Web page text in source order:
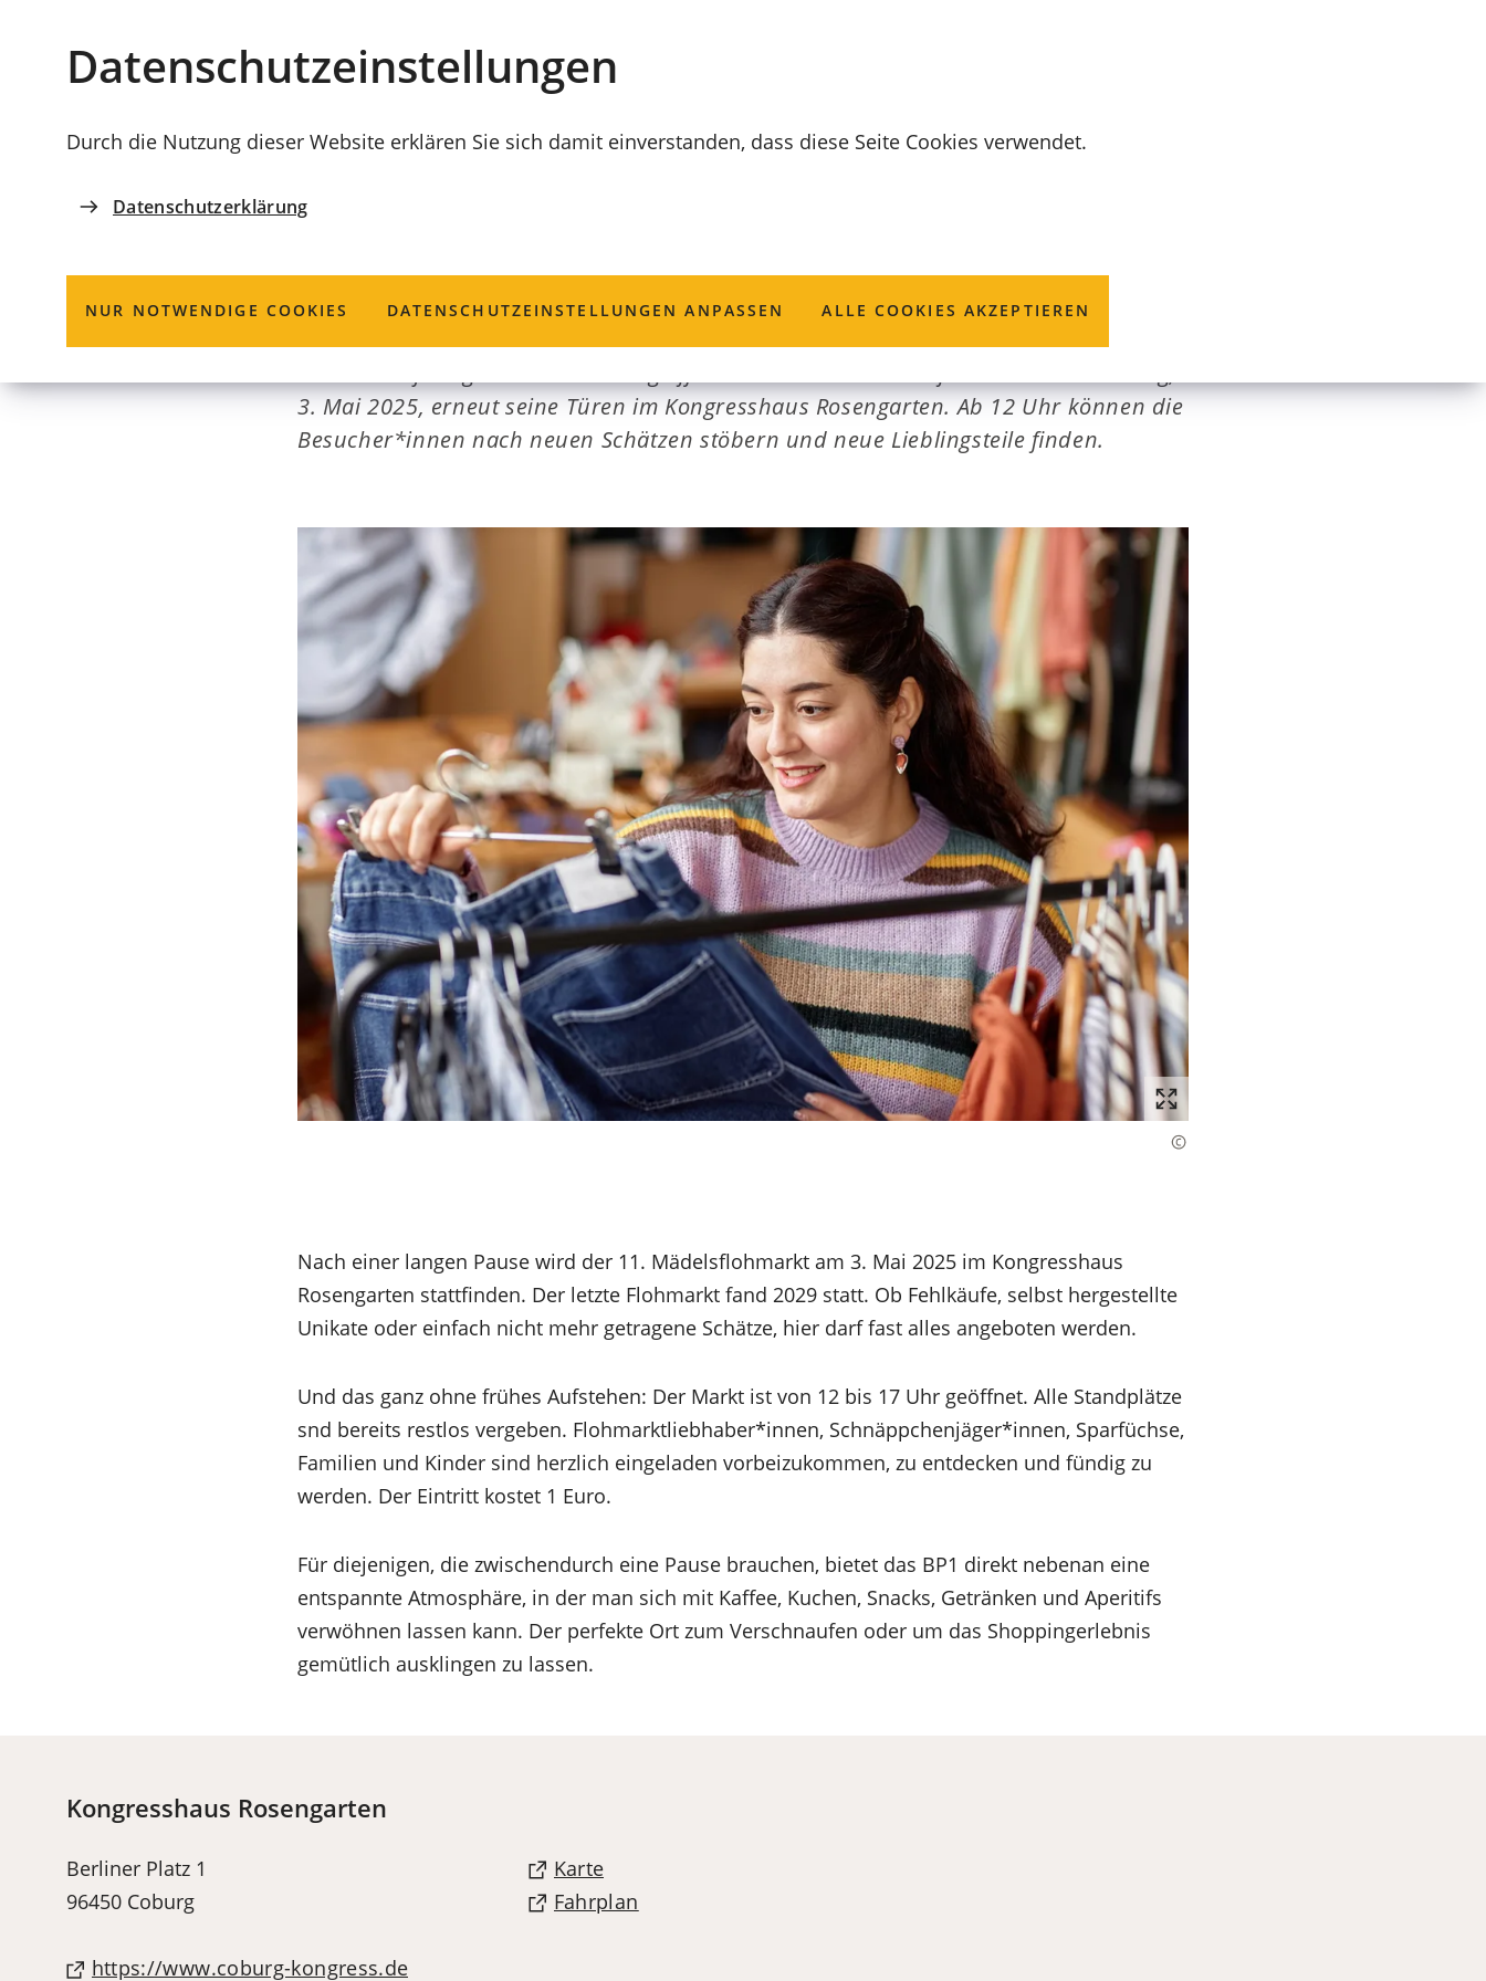
Datenschutz­einstellungen
Durch die Nutzung dieser Website erklären Sie sich damit einverstanden, dass diese Seite Cookies verwendet.
Datenschutzerklärung
NUR NOTWENDIGE COOKIES DATENSCHUTZ­EINSTELLUNGEN ANPASSEN ALLE COOKIES AKZEPTIEREN
Coburg
KONGRESSHAUS ROSENGARTEN
11. Mädelsflohmarkt im Kongresshaus
3. Mai 2025, erneut seine Türen im Kongresshaus Rosengarten. Ab 12 Uhr können die
Besucher*innen nach neuen Schätzen stöbern und neue Lieblingsteile finden.
Nach einer langen Pause wird der 11. Mädelsflohmarkt am 3. Mai 2025 im Kongresshaus
Rosengarten stattfinden. Der letzte Flohmarkt fand 2029 statt. Ob Fehlkäufe, selbst hergestellte
Unikate oder einfach nicht mehr getragene Schätze, hier darf fast alles angeboten werden.
Und das ganz ohne frühes Aufstehen: Der Markt ist von 12 bis 17 Uhr geöffnet. Alle Standplätze
snd bereits restlos vergeben. Flohmarktliebhaber*innen, Schnäppchenjäger*innen, Sparfüchse,
Familien und Kinder sind herzlich eingeladen vorbeizukommen, zu entdecken und fündig zu
werden. Der Eintritt kostet 1 Euro.
Für diejenigen, die zwischendurch eine Pause brauchen, bietet das BP1 direkt nebenan eine
entspannte Atmosphäre, in der man sich mit Kaffee, Kuchen, Snacks, Getränken und Aperitifs
verwöhnen lassen kann. Der perfekte Ort zum Verschnaufen oder um das Shoppingerlebnis
gemütlich ausklingen zu lassen.
Kongresshaus Rosengarten
Berliner Platz 1
96450 Coburg
https://www.coburg-kongress.de
(Öffnet
Karte
(Öffnet
in Fahrplan
(Öffnet